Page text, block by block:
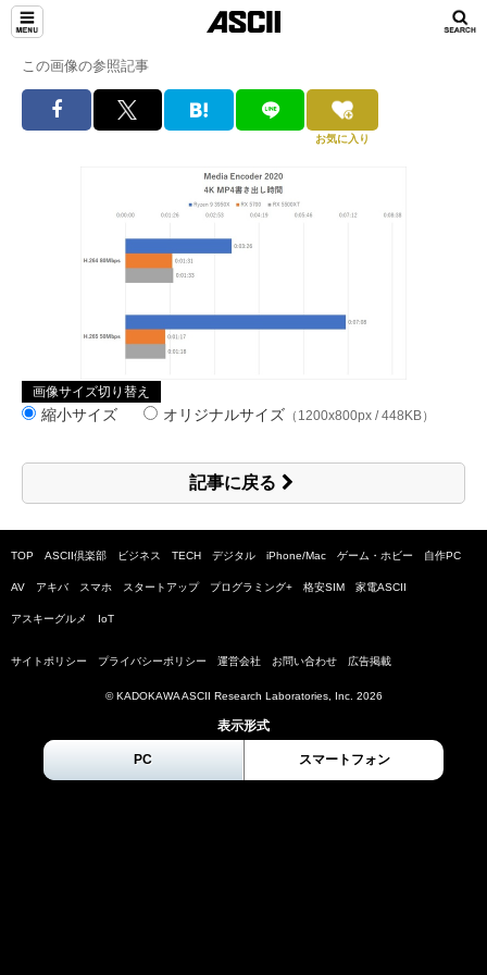
この画像の参照記事
お気に入り
画像サイズ切り替え
縮小サイズ オリジナルサイズ （1200x800px / 448KB）
記事に戻る
TOP ASCII倶楽部 ビジネス TECH デジタル iPhone/Mac ゲーム・ホビー 自作PC
AV アキバ スマホ スタートアップ プログラミング+ 格安SIM 家電ASCII
アスキーグルメ IoT
サイトポリシー プライバシーポリシー 運営会社 お問い合わせ 広告掲載
© KADOKAWA ASCII Research Laboratories, Inc. 2026
表示形式
PC スマートフォン